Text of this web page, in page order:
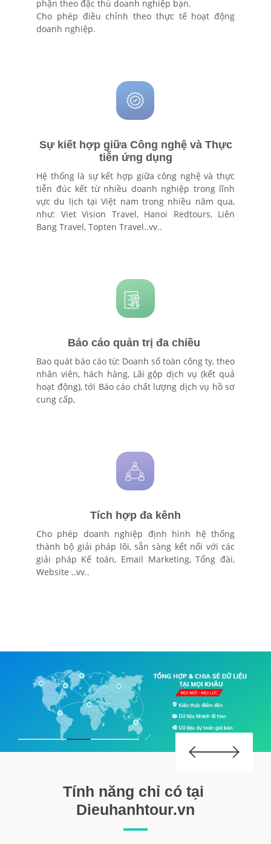
phận theo đặc thù doanh nghiệp bạn.
Cho phép điều chỉnh theo thực tế hoạt động
doanh nghiệp.
Sự kiết hợp giữa Công nghệ và Thực
tiễn ứng dụng
Hệ thống là sự kết hợp giữa công nghệ và thực
tiễn đúc kết từ nhiều doanh nghiệp trong lĩnh
vực du lịch tại Việt nam trong nhiều năm qua,
như: Viet Vision Travel, Hanoi Redtours, Liên
Bang Travel, Topten Travel..vv..
Báo cáo quản trị đa chiều
Bao quát báo cáo từ: Doanh số toàn công ty, theo
nhân viên, hách hàng, Lãi gộp dịch vụ (kết quả
hoạt động), tới Báo cáo chất lượng dịch vụ hồ sơ
cung cấp,
Tích hợp đa kênh
Cho phép doanh nghiệp định hình hệ thống
thành bộ giải pháp lõi, sẵn sàng kết nối với các
giải pháp Kế toán, Email Marketing, Tổng đài,
Website ..vv..
Tính năng chỉ có tại
Dieuhanhtour.vn